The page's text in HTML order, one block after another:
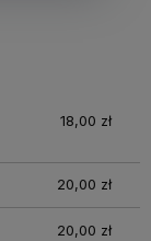
18,00 zł
20,00 zł
20,00 zł